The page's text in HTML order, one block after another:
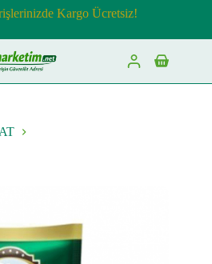
Kargo Ücretsiz!
Shopping
cart